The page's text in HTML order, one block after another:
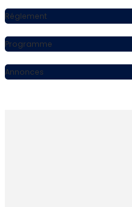
Réglement
Programme
Annonces